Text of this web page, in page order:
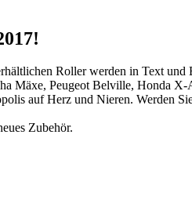
Roller werden in Text und
Mäxe, Peugeot Belville, Honda
auf Herz und Nieren. Werden
Zubehör.